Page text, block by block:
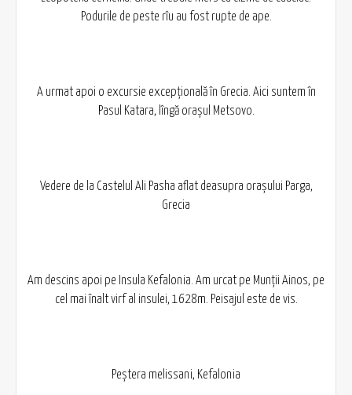
Podurile de peste rîu au fost rupte de ape.
A urmat apoi o excursie excepțională în Grecia. Aici suntem în
Pasul Katara, lîngă orașul Metsovo.
Vedere de la Castelul Ali Pasha aflat deasupra orașului Parga,
Grecia
Am descins apoi pe Insula Kefalonia. Am urcat pe Munții Ainos, pe
cel mai înalt virf al insulei, 1628m. Peisajul este de vis.
Peștera melissani, Kefalonia